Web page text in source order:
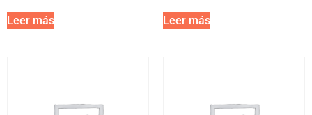
Leer más Leer más